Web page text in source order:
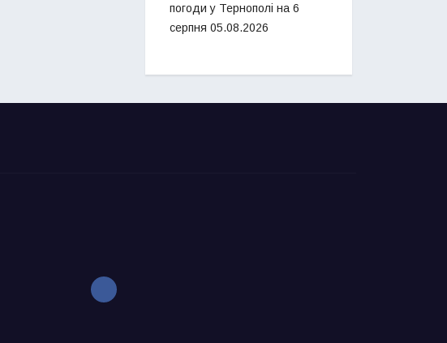
погоди у Тернополі на 6
серпня 05.08.2026